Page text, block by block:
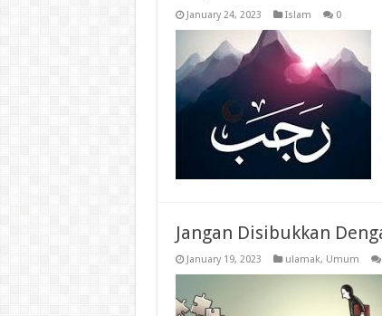
January 24, 2023 Islam 0
Jangan Disibukkan
January 19, 2023 ulamak, Umum